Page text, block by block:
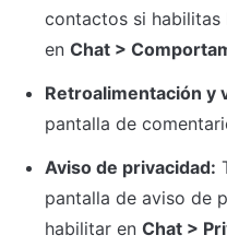
contactos si
en Chat >
Retroalimentación y
pantalla de
Aviso de privacidad:
pantalla de aviso de
habilitar en Chat >